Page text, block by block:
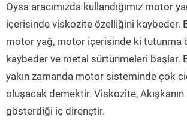
Oysa aracımızda kullandığımız motor
içerisinde viskozite özelliğini kaybeder.
motor yağ, motor içerisinde ki tutunma
kaybeder ve metal sürtünmeleri başlar.
yakın zamanda motor sisteminde çok
oluşacak demektir. Viskozite, Akışkanın
gösterdiği iç dirençtir.